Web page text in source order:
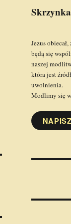
Jezus
będą się
naszej
która jest
uwolnienia.
Modlimy się
NAPISZ